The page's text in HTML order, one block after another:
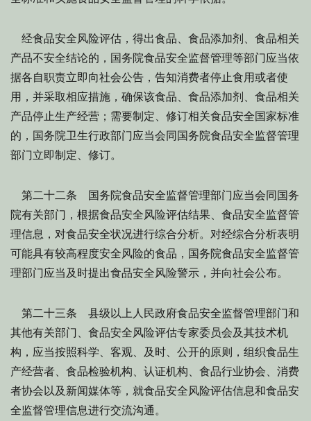
经食品安全风险评估，得出食品、食品添加剂、食品相关
产品不安全结论的，国务院食品安全监督管理等部门应当依
据各自职责立即向社会公告，告知消费者停止食用或者使
用，并采取相应措施，确保该食品、食品添加剂、食品相关
产品停止生产经营；需要制定、修订相关食品安全国家标准
的，国务院卫生行政部门应当会同国务院食品安全监督管理
部门立即制定、修订。
第二十二条 国务院食品安全监督管理部门应当会同国务
院有关部门，根据食品安全风险评估结果、食品安全监督管
理信息，对食品安全状况进行综合分析。对经综合分析表明
可能具有较高程度安全风险的食品，国务院食品安全监督管
理部门应当及时提出食品安全风险警示，并向社会公布。
第二十三条 县级以上人民政府食品安全监督管理部门和
其他有关部门、食品安全风险评估专家委员会及其技术机
构，应当按照科学、客观、及时、公开的原则，组织食品生
产经营者、食品检验机构、认证机构、食品行业协会、消费
者协会以及新闻媒体等，就食品安全风险评估信息和食品安
全监督管理信息进行交流沟通。